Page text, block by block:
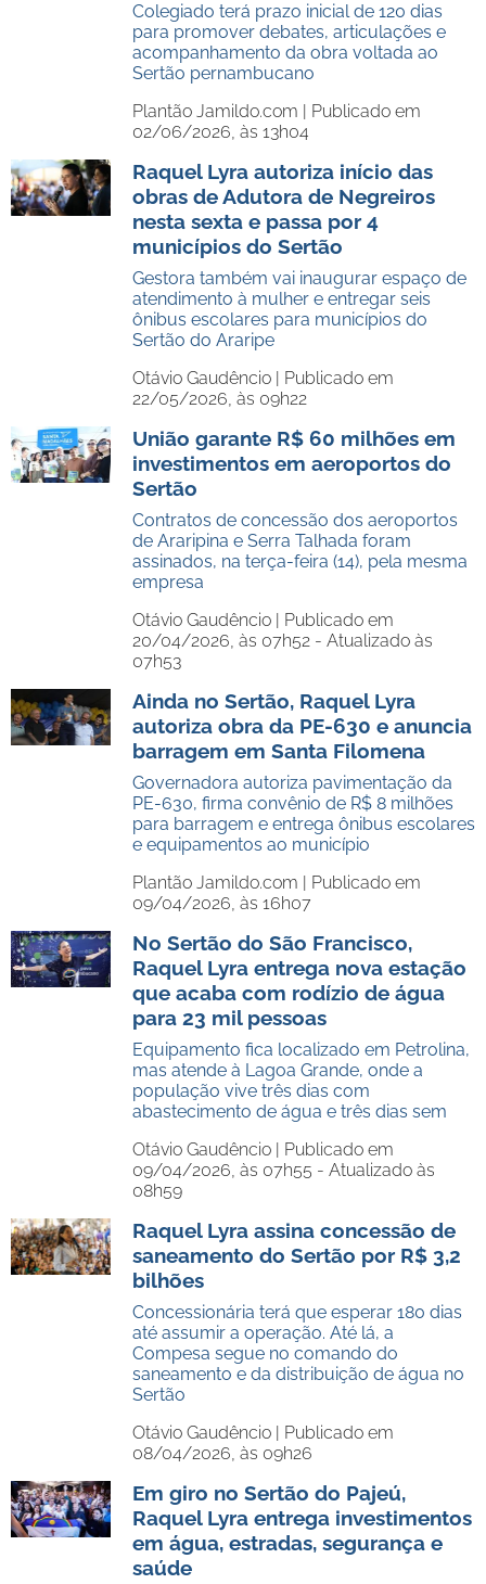
Colegiado terá prazo inicial de 120 dias
para promover debates, articulações e
acompanhamento da obra voltada ao
Sertão pernambucano
Plantão Jamildo.com | Publicado em
02/06/2026, às 13h04
Raquel Lyra autoriza início das
obras de Adutora de Negreiros
nesta sexta e passa por 4
municípios do Sertão
Gestora também vai inaugurar espaço de
atendimento à mulher e entregar seis
ônibus escolares para municípios do
Sertão do Araripe
Otávio Gaudêncio | Publicado em
22/05/2026, às 09h22
União garante R$ 60 milhões em
investimentos em aeroportos do
Sertão
Contratos de concessão dos aeroportos
de Araripina e Serra Talhada foram
assinados, na terça-feira (14), pela mesma
empresa
Otávio Gaudêncio | Publicado em
20/04/2026, às 07h52 - Atualizado às
07h53
Ainda no Sertão, Raquel Lyra
autoriza obra da PE-630 e anuncia
barragem em Santa Filomena
Governadora autoriza pavimentação da
PE-630, firma convênio de R$ 8 milhões
para barragem e entrega ônibus escolares
e equipamentos ao município
Plantão Jamildo.com | Publicado em
09/04/2026, às 16h07
No Sertão do São Francisco,
Raquel Lyra entrega nova estação
que acaba com rodízio de água
para 23 mil pessoas
Equipamento fica localizado em Petrolina,
mas atende à Lagoa Grande, onde a
população vive três dias com
abastecimento de água e três dias sem
Otávio Gaudêncio | Publicado em
09/04/2026, às 07h55 - Atualizado às
08h59
Raquel Lyra assina concessão de
saneamento do Sertão por R$ 3,2
bilhões
Concessionária terá que esperar 180 dias
até assumir a operação. Até lá, a
Compesa segue no comando do
saneamento e da distribuição de água no
Sertão
Otávio Gaudêncio | Publicado em
08/04/2026, às 09h26
Em giro no Sertão do Pajeú,
Raquel Lyra entrega investimentos
em água, estradas, segurança e
saúde